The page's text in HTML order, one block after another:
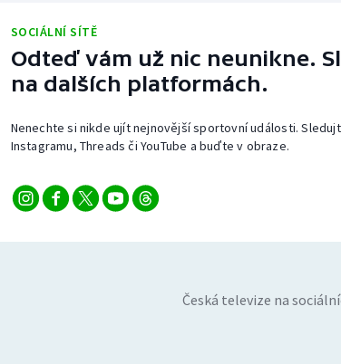
SOCIÁLNÍ SÍTĚ
Odteď vám už nic neunikne.
na dalších platformách.
Nenechte si nikde ujít nejnovější sportovní události.
Instagramu, Threads či YouTube a buďte v obraze.
Česká televize na